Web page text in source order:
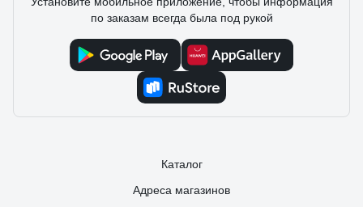
по заказам всегда была под рукой
Каталог
Адреса магазинов